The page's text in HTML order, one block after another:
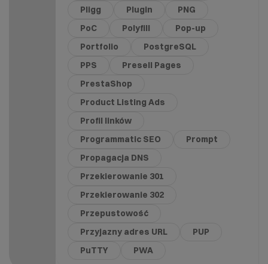
Pligg
Plugin
PNG
PoC
Polyfill
Pop-up
Portfolio
PostgreSQL
PPS
Presell Pages
PrestaShop
Product Listing Ads
Profil linków
Programmatic SEO
Prompt
Propagacja DNS
Przekierowanie 301
Przekierowanie 302
Przepustowość
Przyjazny adres URL
PUP
PuTTY
PWA